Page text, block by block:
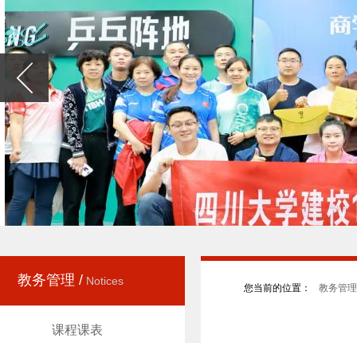
教务管理 / Notices
课程课表
您当前的位置： 教务管